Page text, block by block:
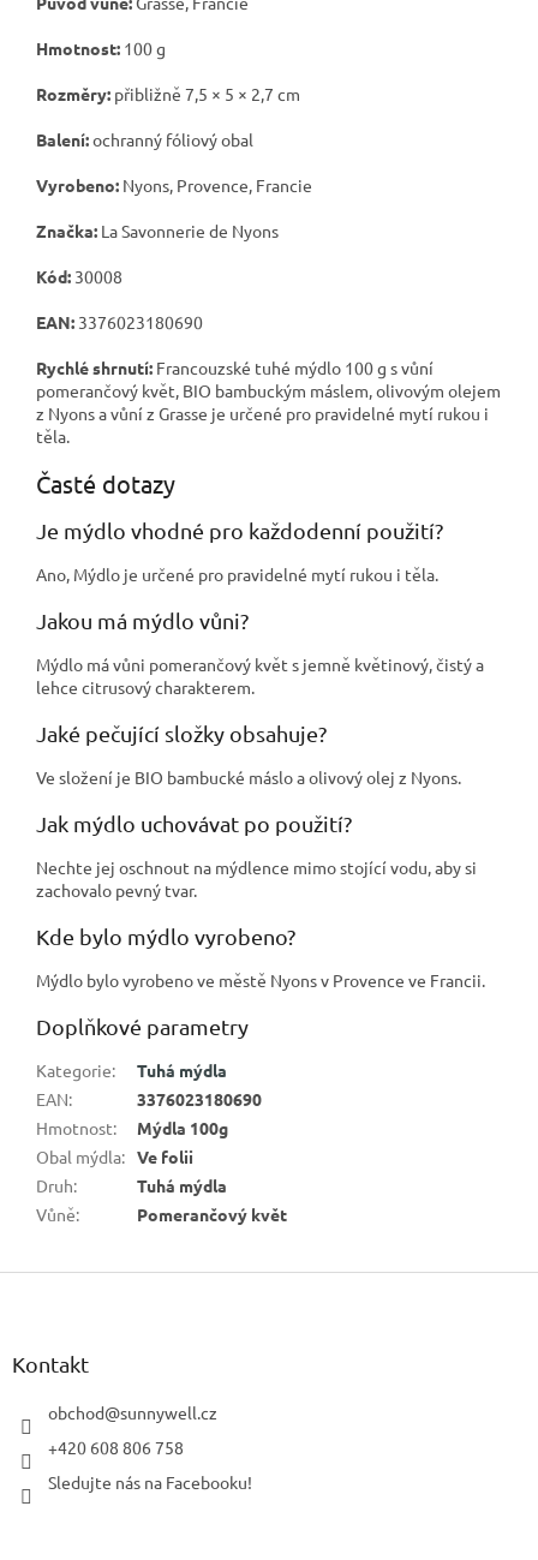
Hmotnost: 100 g
Rozměry: přibližně 7,5 × 5 × 2,7 cm
Balení:ochranný fóliový obal
Vyrobeno: Nyons, Provence, Francie
Značka: La Savonnerie de Nyons
Kód: 30008
EAN: 3376023180690
Rychlé shrnutí: Francouzské tuhé mýdlo 100 g s vůní
pomerančový květ, BIO bambuckým máslem, olivovým olejem
z Nyons a vůní z Grasse je určené pro pravidelné mytí rukou i
těla.
Časté dotazy
Je mýdlo vhodné pro každodenní použití?
Ano, Mýdlo je určené pro pravidelné mytí rukou i těla.
Jakou má mýdlo vůni?
Mýdlo má vůni pomerančový květ s jemně květinový, čistý a
lehce citrusový charakterem.
Jaké pečující složky obsahuje?
Ve složení je BIO bambucké máslo a olivový olej z Nyons.
Jak mýdlo uchovávat po použití?
Nechte jej oschnout na mýdlence mimo stojící vodu, aby si
zachovalo pevný tvar.
Kde bylo mýdlo vyrobeno?
Mýdlo bylo vyrobeno ve městě Nyons v Provence ve Francii.
Doplňkové parametry
Kategorie:
Tuhá mýdla
EAN:
3376023180690
Hmotnost:
Mýdla 100g
Obal mýdla: Ve folii
Druh:
Tuhá mýdla
Vůně: Pomerančový květ
Z
Kontakt
obchod@sunnywell.cz
+420 608 806 758
Sledujte nás na Facebooku!